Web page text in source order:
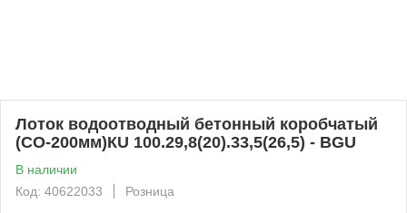
Лоток водоотводный бетонный коробчатый
(СО-200мм)КU 100.29,8(20).33,5(26,5) - BGU
В наличии
Код: 40622033
Розница